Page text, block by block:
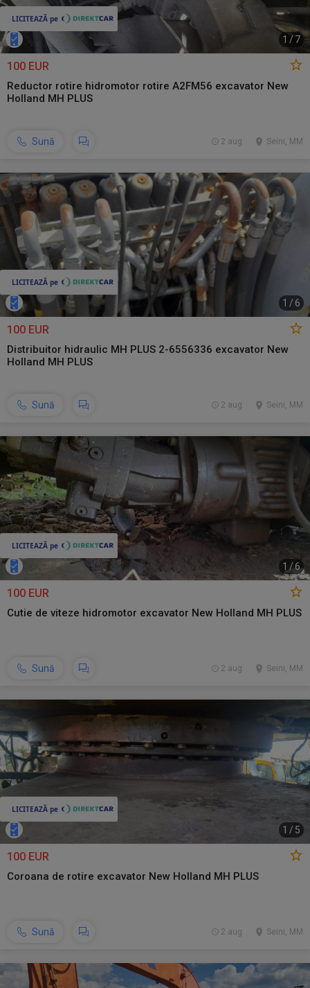
1 /7
100 EUR
Reductor rotire hidromotor rotire A2FM56 excavator New
Holland MH PLUS
Sună Seini, MM
2 aug.
1 / 6
100 EUR
Distribuitor hidraulic MH PLUS 2-6556336 excavator New
Holland MH PLUS
Sună Seini, MM
2 aug.
1 /6
100 EUR
Cutie de viteze hidromotor excavator New Holland MH PLUS
Sună Seini, MM
2 aug.
1 / 5
100 EUR
Coroana de rotire excavator New Holland MH PLUS
Sună Seini, MM
2 aug.